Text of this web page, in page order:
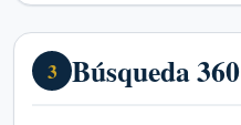
3 Búsqueda 360